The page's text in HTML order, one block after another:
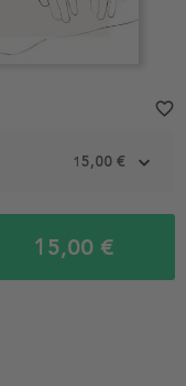
15,00 €
15,00 €
favorite_border